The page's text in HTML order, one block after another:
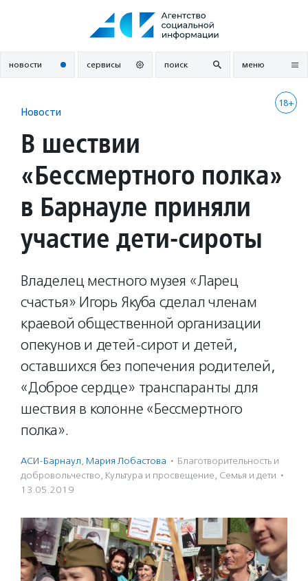
новости сервисы поиск меню
18+
Новости
В шествии
«Бессмертного полка»
в Барнауле приняли
участие дети-сироты
Владелец местного музея «Ларец
счастья» Игорь Якуба сделал членам
краевой общественной организации
опекунов и детей-сирот и детей,
оставшихся без попечения родителей,
«Доброе сердце» транспаранты для
шествия в колонне «Бессмертного
полка».
АСИ-Барнаул, Мария Лобастова · Благотвори­тель­ность и
доброволь­чест­во, Культура и просвещение, Семья и дети ·
13.05.2019